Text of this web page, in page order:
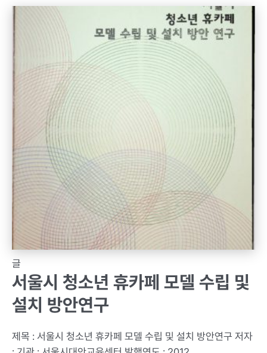
글
서울시 청소년 휴카페 모델 수립 및
설치 방안연구
제목 : 서울시 청소년 휴카페 모델 수립 및 설치 방안연구 저자